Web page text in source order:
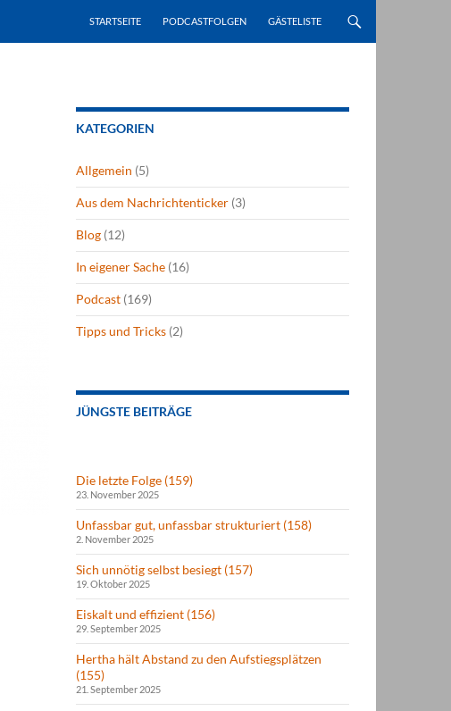
STARTSEITE PODCASTFOLGEN GÄSTELISTE
KATEGORIEN
Allgemein (5)
Aus dem Nachrichtenticker (3)
Blog (12)
In eigener Sache (16)
Podcast (169)
Tipps und Tricks (2)
JÜNGSTE BEITRÄGE
Die letzte Folge (159)
23. November 2025
Unfassbar gut, unfassbar strukturiert (158)
2. November 2025
Sich unnötig selbst besiegt (157)
19. Oktober 2025
Eiskalt und effizient (156)
29. September 2025
Hertha hält Abstand zu den Aufstiegsplätzen
(155)
21. September 2025